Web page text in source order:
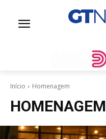
Início Homenagem
HOMENAGEM